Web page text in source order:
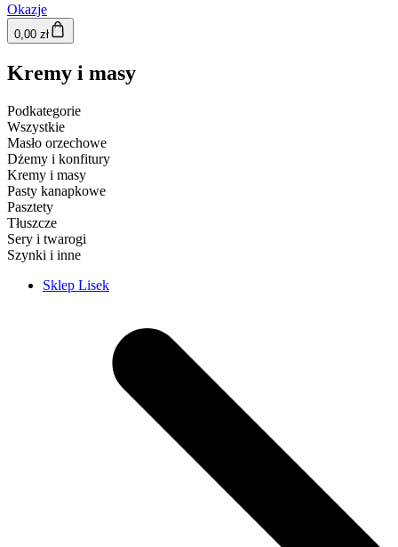
Okazje
0,00 zł
Kremy i masy
Podkategorie
Wszystkie
Masło orzechowe
Dżemy i konfitury
Kremy i masy
Pasty kanapkowe
Pasztety
Tłuszcze
Sery i twarogi
Szynki i inne
Sklep Lisek